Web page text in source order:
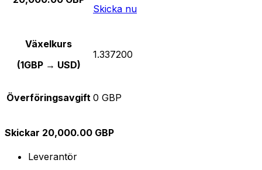
Skicka nu
Växelkurs
(1GBP → USD)
1.337200
Överföringsavgift 0 GBP
Skickar 20,000.00 GBP
Leverantör